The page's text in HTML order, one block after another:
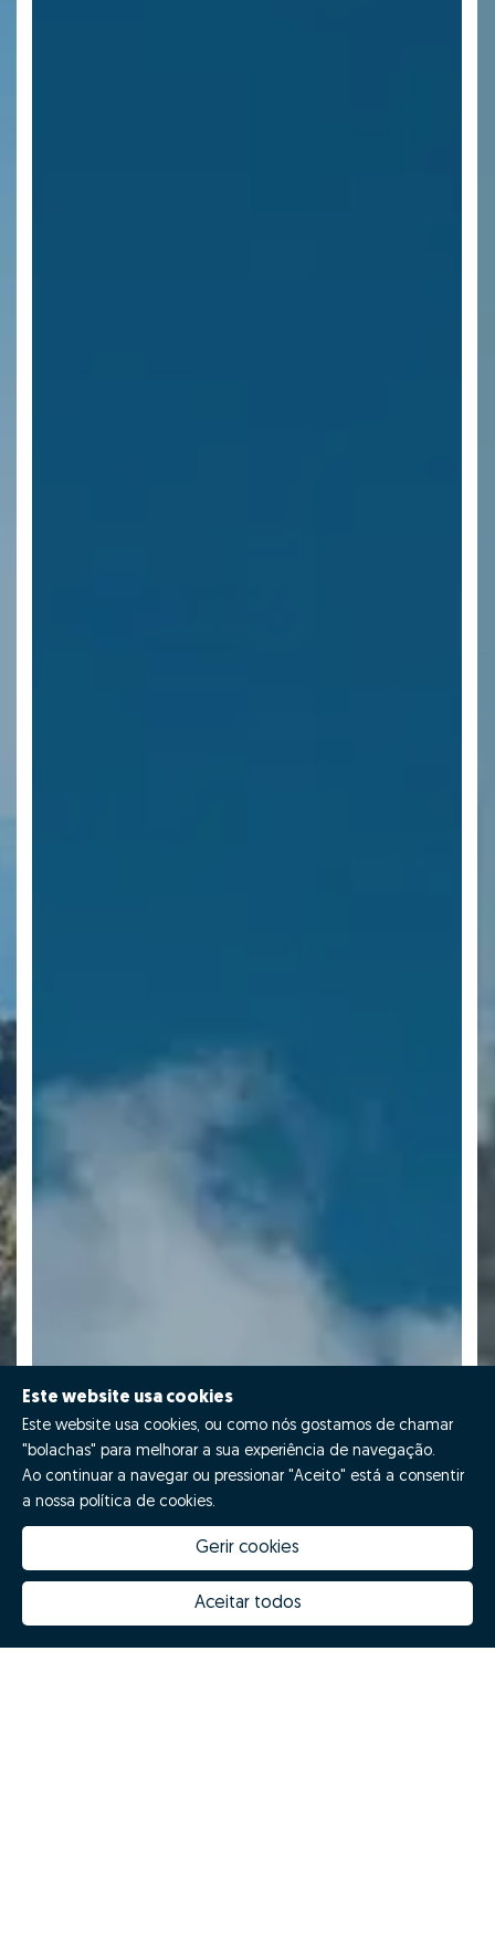
Este website usa cookies
Este website usa cookies, ou como nós gostamos de chamar
"bolachas" para melhorar a sua experiência de navegação.
Ao continuar a navegar ou pressionar "Aceito" está a consentir
a nossa política de cookies.
Gerir cookies
Aceitar todos